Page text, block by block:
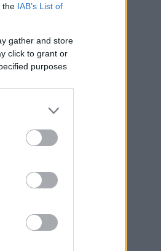
the IAB’s List of
gather and store
click to grant or
purposes